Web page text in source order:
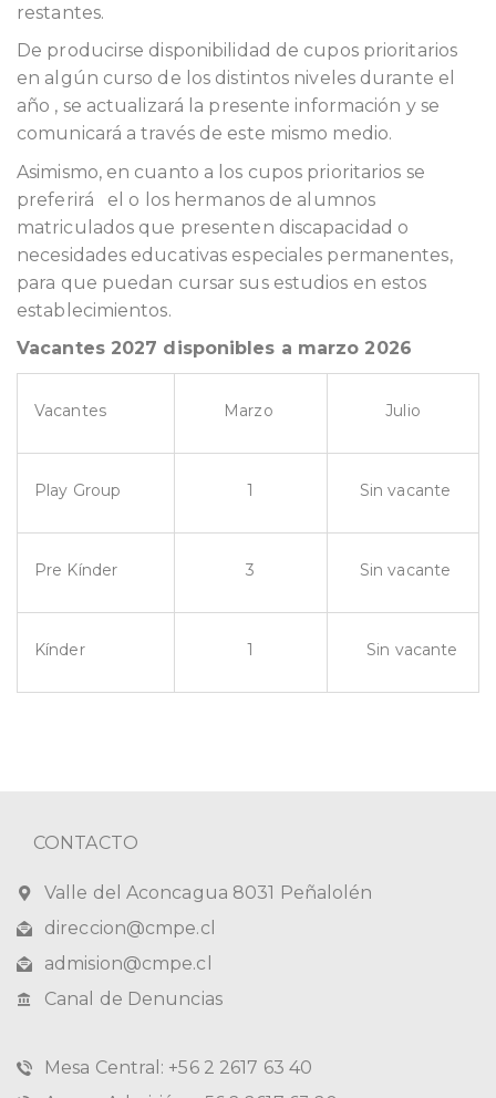
restantes.
De producirse disponibilidad de cupos prioritarios
en algún curso de los distintos niveles durante el
año , se actualizará la presente información y se
comunicará a través de este mismo medio.
Asimismo, en cuanto a los cupos prioritarios se
preferirá el o los hermanos de alumnos
matriculados que presenten discapacidad o
necesidades educativas especiales permanentes,
para que puedan cursar sus estudios en estos
establecimientos.
Vacantes 2027 disponibles a marzo 2026
Vacantes Marzo Julio
Play Group 1 Sin vacante
Pre Kínder 3 Sin vacante
Kínder 1 Sin vacante
CONTACTO
Valle del Aconcagua 8031 Peñalolén
direccion@cmpe.cl
admision@cmpe.cl
Canal de Denuncias
Mesa Central: +56 2 2617 63 40